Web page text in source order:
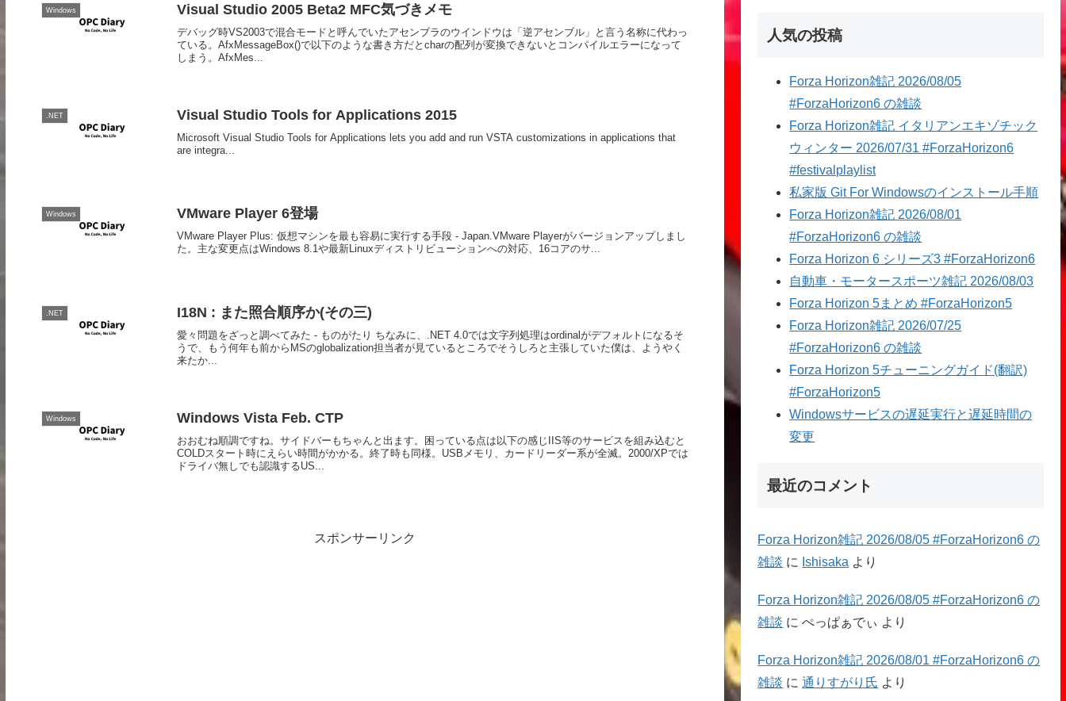
Windows Visual Studio 2005 Beta2 MFC気づきメモ
デバッグ時VS2003で混合モードと呼んでいたアセンブラのウインドウは「逆アセンブル」と言う名称に代わっ
ている。AfxMessageBox()で以下のような書き方だとcharの配列が変換できないとコンパイルエラーになって
しまう。AfxMes...
.NET Visual Studio Tools for Applications 2015
Microsoft Visual Studio Tools for Applications lets you add and run VSTA customizations in applications that
are integra...
Windows VMware Player 6登場
VMware Player Plus: 仮想マシンを最も容易に実行する手段 - Japan.VMware Playerがバージョンアップしまし
た。主な変更点はWindows 8.1や最新Linuxディストリビューションへの対応、16コアのサ...
.NET I18N : また照合順序か(その三)
愛々問題をざっと調べてみた - ものがたり ちなみに、.NET 4.0では文字列処理はordinalがデフォルトになるそ
うで、もう何年も前からMSのglobalization担当者が見ているところでそうしろと主張していた僕は、ようやく
来たか...
Windows Windows Vista Feb. CTP
おおむね順調ですね。サイドバーもちゃんと出ます。困っている点は以下の感じIIS等のサービスを組み込むと
COLDスタート時にえらい時間がかかる。終了時も同様。USBメモリ、カードリーダー系が全滅。2000/XPでは
ドライバ無しでも認識するUS...
スポンサーリンク
人気の投稿
Forza Horizon雑記 2026/08/05
#ForzaHorizon6 の雑談
Forza Horizon雑記 イタリアンエキゾチック
ウィンター 2026/07/31 #ForzaHorizon6
#festivalplaylist
私家版 Git For Windowsのインストール手順
Forza Horizon雑記 2026/08/01
#ForzaHorizon6 の雑談
Forza Horizon 6 シリーズ3 #ForzaHorizon6
自動車・モータースポーツ雑記 2026/08/03
Forza Horizon 5まとめ #ForzaHorizon5
Forza Horizon雑記 2026/07/25
#ForzaHorizon6 の雑談
Forza Horizon 5チューニングガイド(翻訳)
#ForzaHorizon5
Windowsサービスの遅延実行と遅延時間の
変更
最近のコメント
Forza Horizon雑記 2026/08/05 #ForzaHorizon6 の
雑談 に Ishisaka より
Forza Horizon雑記 2026/08/05 #ForzaHorizon6 の
雑談 にぺっぱぁでぃ より
Forza Horizon雑記 2026/08/01 #ForzaHorizon6 の
雑談 に通りすがり氏 より